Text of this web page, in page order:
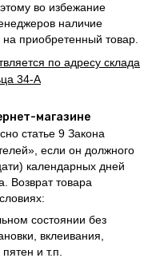
во избежание
наличие
приобретенный товар.
по адресу склада
34-А
магазине
статье 9 Закона
если он должного
календарных дней
Возврат товара
состоянии без
вклеивания,
и т.п.